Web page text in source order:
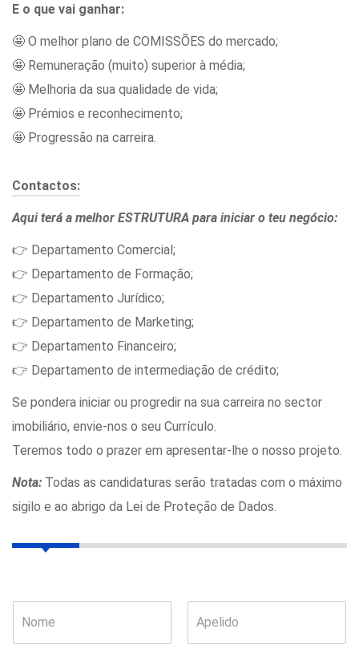
E o que vai ganhar:
🤩 O melhor plano de COMISSÕES do mercado;
🤩 Remuneração (muito) superior à média;
🤩 Melhoria da sua qualidade de vida;
🤩 Prémios e reconhecimento;
🤩 Progressão na carreira.
Contactos:
Aqui terá a melhor ESTRUTURA para iniciar o teu negócio:
👉 Departamento Comercial;
👉 Departamento de Formação;
👉 Departamento Jurídico;
👉 Departamento de Marketing;
👉 Departamento Financeiro;
👉 Departamento de intermediação de crédito;
Se pondera iniciar ou progredir na sua carreira no sector
imobiliário, envie-nos o seu Currículo.
Teremos todo o prazer em apresentar-lhe o nosso projeto.
Nota: Todas as candidaturas serão tratadas com o máximo
sigilo e ao abrigo da Lei de Proteção de Dados.